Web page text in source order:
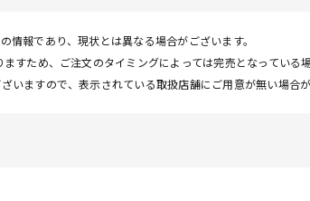
報であり、現状とは異なる場合がございます。
すため、ご注文のタイミングによっては完売となっている場
ますので、表示されている取扱店舗にご用意が無い場合が